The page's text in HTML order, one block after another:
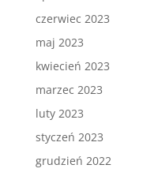
czerwiec 2023
maj 2023
kwiecień 2023
marzec 2023
luty 2023
styczeń 2023
grudzień 2022